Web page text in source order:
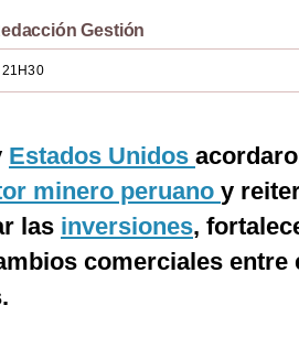
Gestión
Estados Unidos
minero peruano y
las inversiones,
comerciales entre